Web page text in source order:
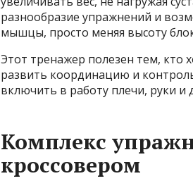
разнообразие упражнений и
мышцы, просто меняя высоту
Этот тренажер полезен тем, кто
развить координацию и
включить в работу плечи, руки
Комплекс
кроссовером